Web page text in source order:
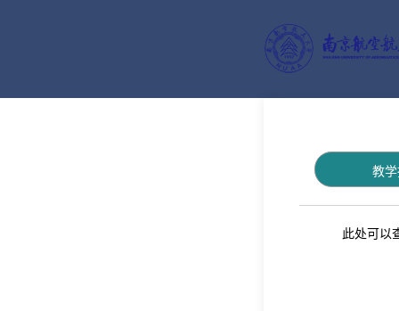
教
此处可以